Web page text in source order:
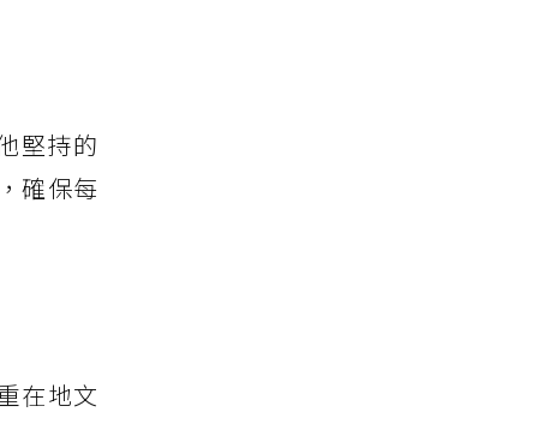
堅持的
確保每
在地文